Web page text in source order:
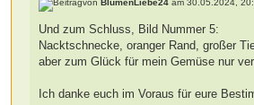
vonBlumenLiebe24 am 30.05.2024,
Und zum Schluss, Bild Nummer 5:
Nacktschnecke, oranger Rand, großer
aber zum Glück für mein Gemüse nur
Ich danke euch im Voraus für eure